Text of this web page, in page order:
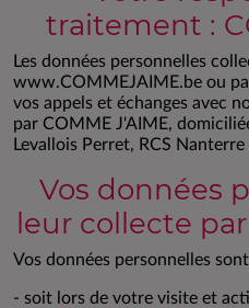
traitement :
Les données personnelles
www.COMMEJAIME.be ou
vos appels et échanges avec
par COMME J'AIME,
Levallois Perret, RCS
Vos données
leur collecte
Vos données personnelles
- soit lors de votre visite et